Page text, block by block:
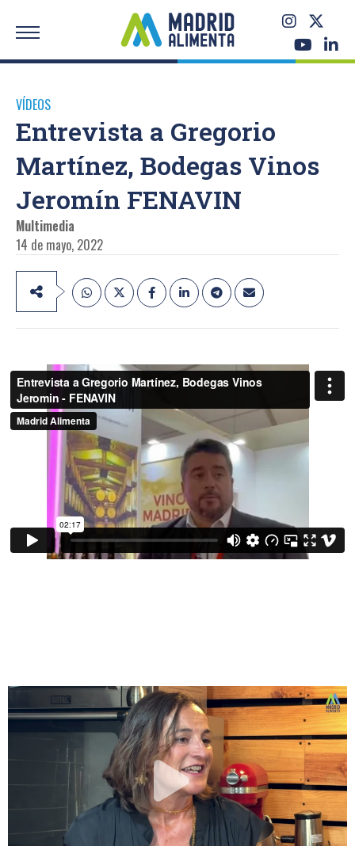
VÍDEOS
Entrevista a Gregorio
Martínez, Bodegas Vinos
Jeromín FENAVIN
Multimedia
14 de mayo, 2022